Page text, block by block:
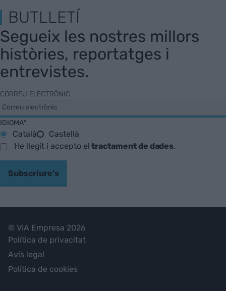
BUTLLETÍ
Segueix les nostres millors
històries, reportatges i
entrevistes.
CORREU ELECTRÒNIC
IDIOMA*
Català
Castellà
He llegit i accepto eltractament de dades.
Subscriure's
© VIA Empresa 2026
Política de privacitat
Avís legal
Política de cookies